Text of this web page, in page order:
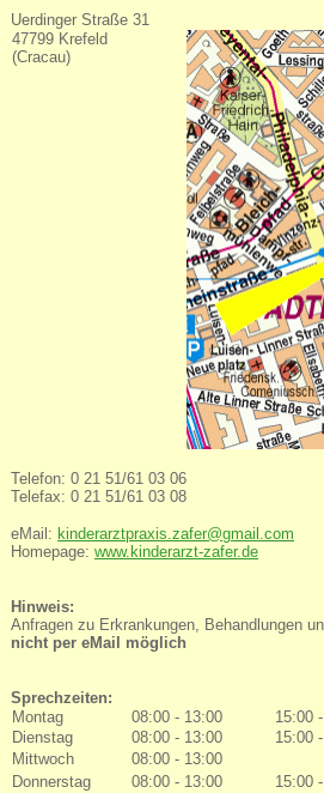
Uerdinger Straße 31
47799 Krefeld
(Cracau)
Telefon: 0 21 51/61 03 06
Telefax: 0 21 51/61 03 08
eMail: kinderarztpraxis.zafer@gmail.com
Homepage: www.kinderarzt-zafer.de
Hinweis:
Anfragen zu Erkrankungen, Behandlungen
nicht per eMail möglich
Sprechzeiten:
Montag
08:00 - 13:00
15:00
Dienstag
08:00 - 13:00
15:00
Mittwoch
08:00 - 13:00
Donnerstag
08:00 - 13:00
15:00